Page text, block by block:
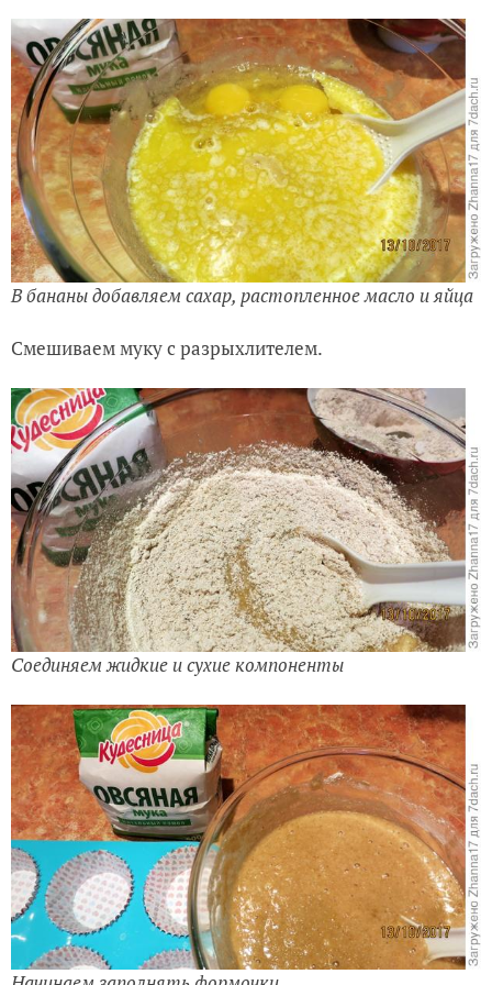
В бананы добавляем сахар, растопленное масло и яйца
Смешиваем муку с разрыхлителем.
Соединяем жидкие и сухие компоненты